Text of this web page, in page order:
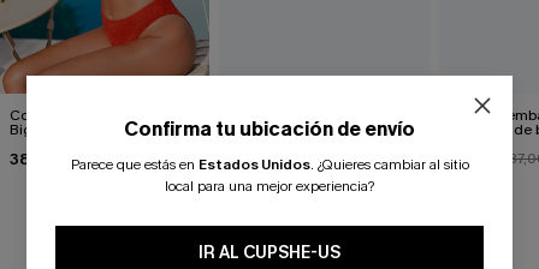
Conjunto de bikini rojo de
Big Secret
38,00 €
Siren
35,00 €
Próximo
Conjunto
33,00 €
RESEÑAS DE CLIENTES
Confirma tu ubicación de envío
Parece que estás en Estados Unidos. ¿Quieres cambiar al sitio
local para una mejor experiencia?
IR AL CUPSHE-US